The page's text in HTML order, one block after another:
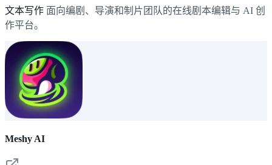
文本写作 面向编剧、导演和制片团队的在线剧本编辑与 AI 创
作平台。
Meshy AI